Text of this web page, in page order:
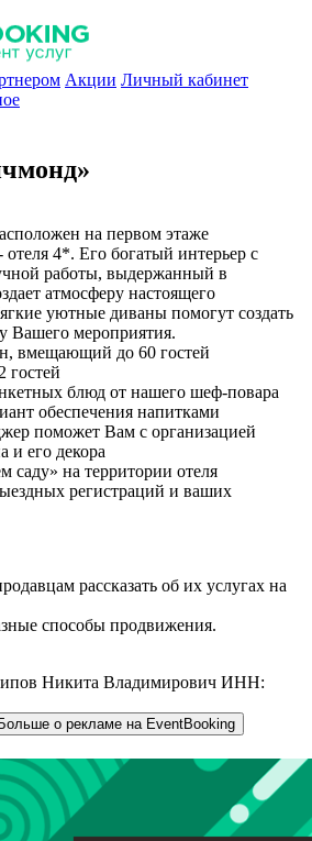
Акции Личный кабинет
на первом этаже
4*. Его богатый интерьер с
работы, выдержанный в
атмосферу настоящего
уютные диваны помогут создать
Вашего мероприятия.
вмещающий до 60 гостей
гостей
блюд от нашего шеф-повара
обеспечения напитками
поможет Вам с организацией
и его декора
саду» на территории отеля
регистраций и ваших
рассказать об их услугах на
способы продвижения.
Никита Владимирович ИНН:
Больше о рекламе на EventBooking